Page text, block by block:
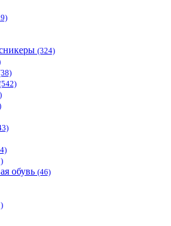
(324)
обувь (46)